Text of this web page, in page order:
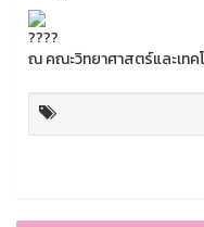
ณ คณะวิทยาศาสตร์และเทค